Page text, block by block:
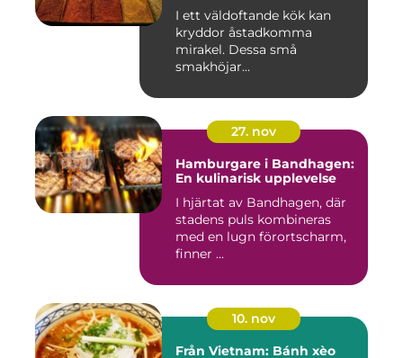
I ett väldoftande kök kan
kryddor åstadkomma
mirakel. Dessa små
smakhöjar...
27. nov
Hamburgare i Bandhagen:
En kulinarisk upplevelse
I hjärtat av Bandhagen, där
stadens puls kombineras
med en lugn förortscharm,
finner ...
10. nov
Från Vietnam: Bánh xèo